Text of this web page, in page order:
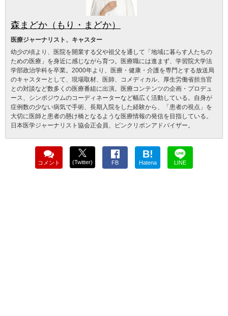
森まどか（もり・まどか）
医療ジャーナリスト、キャスター
幼少の頃より、医院を開業する父や祖父を通して「地域に暮らす人たちの
ための医療」を身近に感じながら育つ。医療職には進まず、学習院大学法
学部政治学科を卒業。2000年より、医療・健康・介護を専門とする放送局
のキャスターとして、現場取材、医師、コメディカル、厚生労働省担当官
との対談など数多くの医療番組に出演。医療コンテンツの企画・プロデュ
ース、シンポジウムのコーディネーターなど幅広く活動している。自身が
症例数の少ない病気で手術、長期入院をした経験から、「患者の視点」を
大切に医師と患者の懸け橋となるような医療情報の発信を目指している。
日本医学ジャーナリスト協会正会員、ピンクリボンアドバイザー。
コメント (Twitter) FB
B!
Hatena LINE